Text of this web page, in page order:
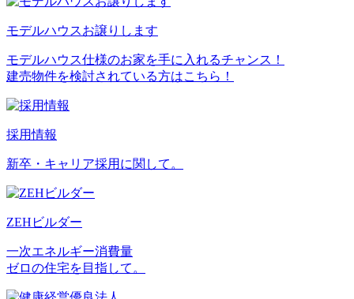
モデルハウスお譲りします
モデルハウス仕様のお家を手に入れるチャンス！
建売物件を検討されている方はこちら！
採用情報
新卒・キャリア採用に関して。
ZEHビルダー
一次エネルギー消費量
ゼロの住宅を目指して。